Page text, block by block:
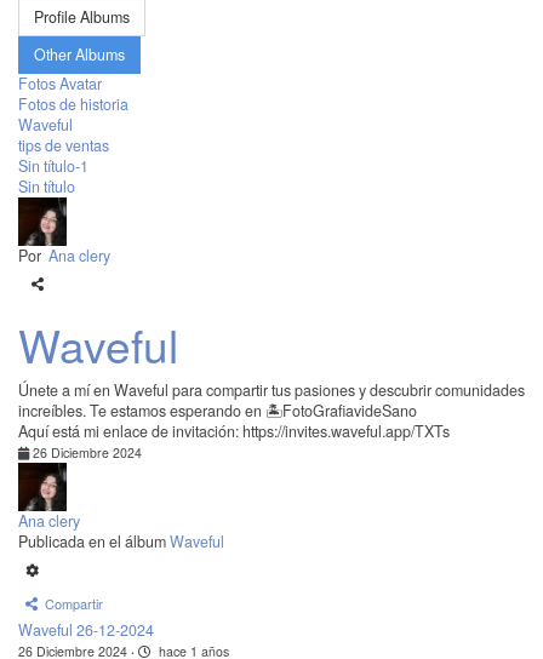
Profile Albums
Other Albums
Fotos Avatar
Fotos de historia
Waveful
tips de ventas
Sin título-1
Sin título
Por Ana clery
Waveful
Únete a mí en Waveful para compartir tus pasiones y descubrir comunidades
increíbles. Te estamos esperando en 🏝️FotoGrafiavideSano
Aquí está mi enlace de invitación: https://invites.waveful.app/TXTs
26 Diciembre 2024
Ana clery
Publicada en el álbumWaveful
Compartir
Waveful 26-12-2024
26 Diciembre 2024 · hace 1 años